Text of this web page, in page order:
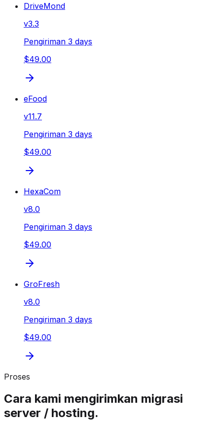
DriveMond
v3.3
Pengiriman 3 days
$49.00
eFood
v11.7
Pengiriman 3 days
$49.00
HexaCom
v8.0
Pengiriman 3 days
$49.00
GroFresh
v8.0
Pengiriman 3 days
$49.00
Proses
Cara kami mengirimkan migrasi
server / hosting.